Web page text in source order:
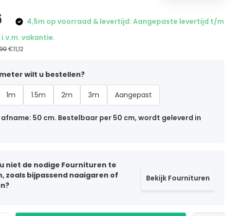
4,5m op voorraad & levertijd: Aangepaste levertijd t/m
vakantie.
€11,12
wilt u bestellen?
1m 1.5m 2m 3m Aangepast
50 cm. Bestelbaar per 50 cm, wordt geleverd in
niet de nodige Fournituren te
zoals bijpassend naaigaren of
Bekijk Fournituren